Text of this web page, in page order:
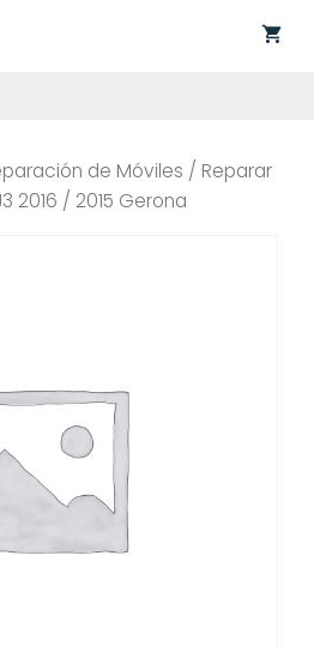
de Móviles / Reparar
2016 / 2015 Gerona